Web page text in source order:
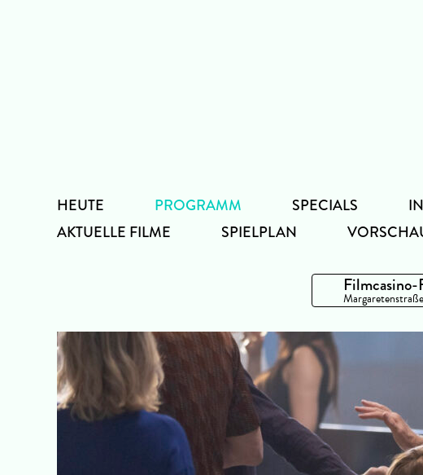
HEUTE
PROGRAMM
AKTUELLE FILME
SPIELPLAN
SPECIALS